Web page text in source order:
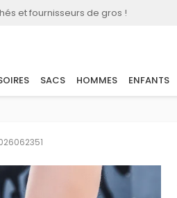
et fournisseurs de gros !
SACS HOMMES ENFANTS